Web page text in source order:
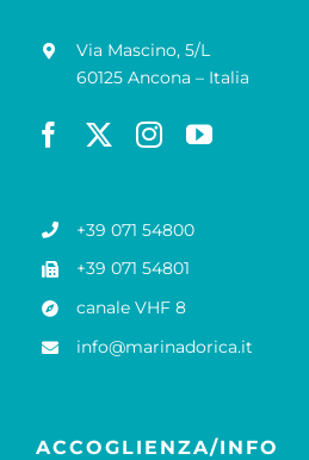
Via Mascino, 5/L
60125 Ancona – Italia
+39 071 54800
+39 071 54801
canale VHF 8
info@marinadorica.it
ACCOGLIENZA/INFO